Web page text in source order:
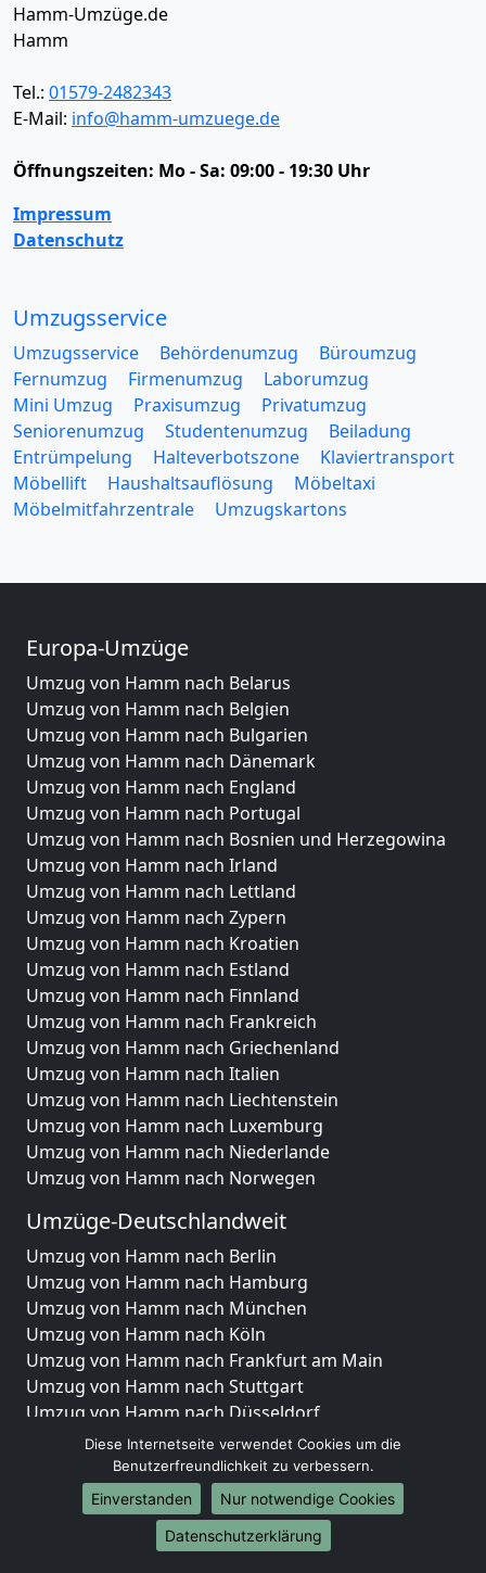
Hamm-Umzüge.de
Hamm
Tel.: 01579-2482343
E-Mail: info@hamm-umzuege.de
Öffnungszeiten: Mo - Sa: 09:00 - 19:30 Uhr
Impressum
Datenschutz
Umzugsservice
Umzugsservice Behördenumzug
Büroumzug
Fernumzug
Firmenumzug
Laborumzug
Mini Umzug
Praxisumzug
Privatumzug
Seniorenumzug
Studentenumzug
Beiladung
Entrümpelung
Halteverbotszone
Klaviertransport
Möbellift
Haushaltsauflösung
Möbeltaxi
Möbelmitfahrzentrale
Umzugskartons
Europa-Umzüge
Umzug von Hamm nach Belarus
Umzug von Hamm nach Belgien
Umzug von Hamm nach Bulgarien
Umzug von Hamm nach Dänemark
Umzug von Hamm nach England
Umzug von Hamm nach Portugal
Umzug von Hamm nach Bosnien und Herzegowina
Umzug von Hamm nach Irland
Umzug von Hamm nach Lettland
Umzug von Hamm nach Zypern
Umzug von Hamm nach Kroatien
Umzug von Hamm nach Estland
Umzug von Hamm nach Finnland
Umzug von Hamm nach Frankreich
Umzug von Hamm nach Griechenland
Umzug von Hamm nach Italien
Umzug von Hamm nach Liechtenstein
Umzug von Hamm nach Luxemburg
Umzug von Hamm nach Niederlande
Umzug von Hamm nach Norwegen
Umzüge-Deutschlandweit
Umzug von Hamm nach Berlin
Umzug von Hamm nach Hamburg
Umzug von Hamm nach München
Umzug von Hamm nach Köln
Umzug von Hamm nach Frankfurt am Main
Umzug von Hamm nach Stuttgart
Umzug von Hamm nach Düsseldorf
Umzug von Hamm nach Leipzig
Umzug von Hamm nach Dortmund
Umzug von Hamm nach Essen
Umzug von Hamm nach Bremen
Umzug von Hamm nach Dresden
Diese Internetseite verwendet Cookies um die
Benutzerfreundlichkeit zu verbessern.
Einverstanden
Nur notwendige Cookies
Datenschutzerklärung